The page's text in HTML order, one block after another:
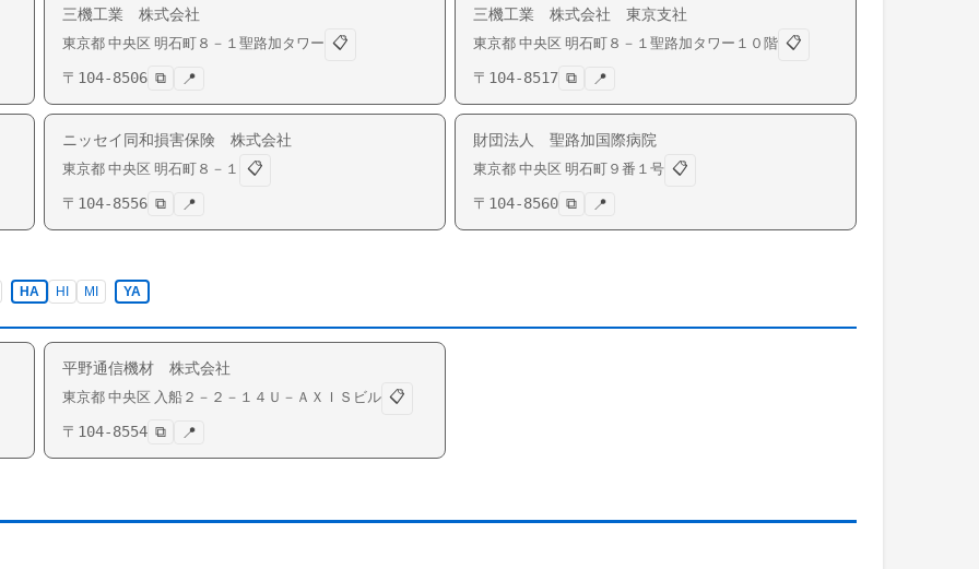
三機工業 株式会社
東京都 中央区 明石町 ８－１聖路加タワー 📋
〒 104-8506 ⧉ 📍
三機工業 株式会社 東京支社
東京都 中央区 明石町 ８－１聖路加タワー１０階 📋
〒 104-8517 ⧉ 📍
ニッセイ同和損害保険 株式会社
東京都 中央区 明石町 ８－１
📋
〒 104-8556 ⧉ 📍
財団法人 聖路加国際病院
東京都 中央区 明石町 ９番１号 📋
〒 104-8560 ⧉ 📍
HA HI MI YA
平野通信機材 株式会社
東京都 中央区 入船 ２－２－１４Ｕ－ＡＸＩＳビル 📋
〒 104-8554 ⧉ 📍